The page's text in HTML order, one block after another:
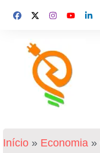
Início » Economia »